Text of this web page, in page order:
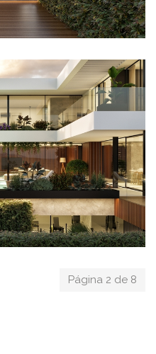
Página 2 de 8